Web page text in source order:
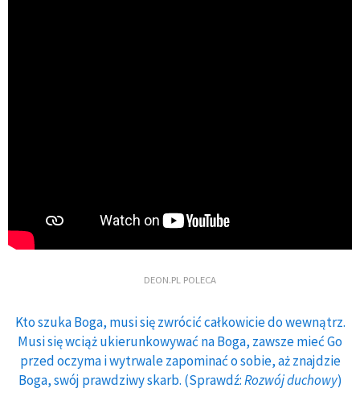
DEON.PL POLECA
Kto szuka Boga, musi się zwrócić całkowicie do wewnątrz.
Musi się wciąż ukierunkowywać na Boga, zawsze mieć Go
przed oczyma i wytrwale zapominać o sobie, aż znajdzie
Boga, swój prawdziwy skarb. (Sprawdź:Rozwój duchowy)